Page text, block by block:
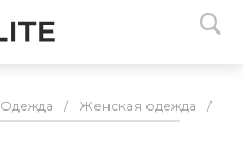
Одежда / Женская одежда /